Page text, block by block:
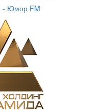
- Юмор FM